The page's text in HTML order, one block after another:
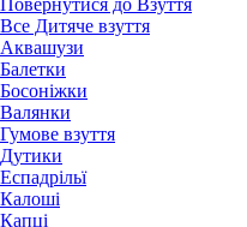
Повернутися до Взуття
Все Дитяче взуття
Аквашузи
Балетки
Босоніжки
Валянки
Гумове взуття
Дутики
Еспадрільї
Калоші
Капці